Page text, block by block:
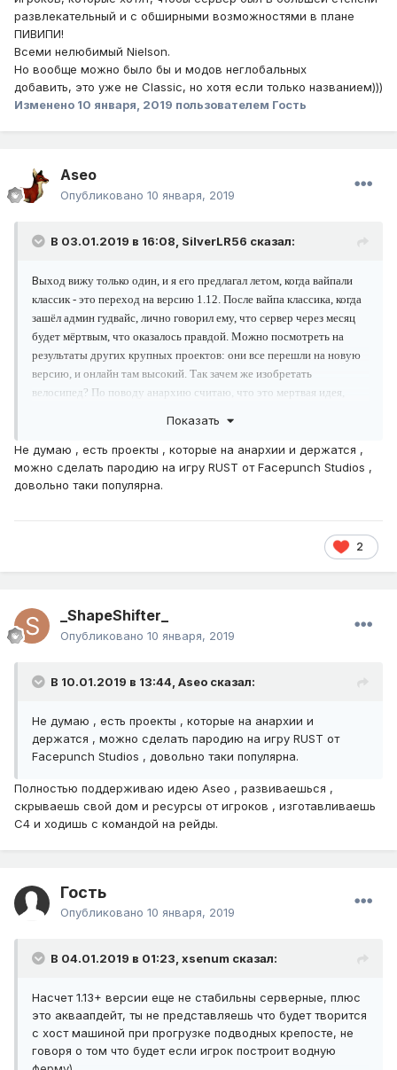
развлекательный и с обширными возможностями в плане
ПИВИПИ!
Всеми нелюбимый Nielson.
Но вообще можно было бы и модов неглобальных
добавить, это уже не Classic, но хотя если только названием)))
Изменено 10 января, 2019 пользователем Гость
Aseo
Опубликовано 10 января, 2019
В 03.01.2019 в 16:08, SilverLR56 сказал:
Выход вижу только один, и я его предлагал летом, когда вайпали
классик - это переход на версию 1.12. После вайпа классика, когда
зашёл админ гудвайс, лично говорил ему, что сервер через месяц
будет мёртвым, что оказалось правдой. Можно посмотреть на
результаты других крупных проектов: они все перешли на новую
версию, и онлайн там высокий. Так зачем же изобретать
велосипед? По поводу анархию считаю, что это мертвая идея,
отсутствии собственной территории и полноценной экономики.
Анархия - не более чем заварушка, можете попробовать, но как
отдельный сервер, классик 1.12 не трогайте.
Показать
Не думаю , есть проекты , которые на анархии и держатся ,
можно сделать пародию на игру RUST от Facepunch Studios ,
довольно таки популярна.
2
_ShapeShifter_
Опубликовано 10 января, 2019
В 10.01.2019 в 13:44, Aseo сказал:
Не думаю , есть проекты , которые на анархии и
держатся , можно сделать пародию на игру RUST от
Facepunch Studios , довольно таки популярна.
Полностью поддерживаю идею Aseo , развиваешься ,
скрываешь свой дом и ресурсы от игроков , изготавливаешь
C4 и ходишь с командой на рейды.
Гость
Опубликовано 10 января, 2019
В 04.01.2019 в 01:23, xsenum сказал:
Насчет 1.13+ версии еще не стабильны серверные, плюс
это акваапдейт, ты не представляешь что будет творится
с хост машиной при прогрузке подводных крепосте, не
говоря о том что будет если игрок построит водную